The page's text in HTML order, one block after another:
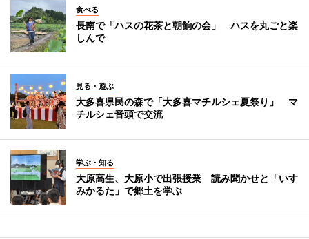
食べる
長南で「ハスの花茶と朝餉の会」 ハスを丸ごと楽
しんで
見る・遊ぶ
大多喜県民の森で「大多喜マチルシェ夏祭り」 マ
チルシェ音頭で交流
学ぶ・知る
大原高生、大原小で出張授業 読み聞かせと「いす
みかるた」で郷土を学ぶ